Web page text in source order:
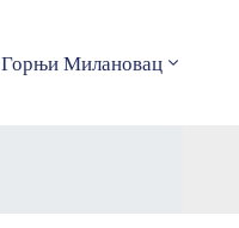
Горњи Милановац